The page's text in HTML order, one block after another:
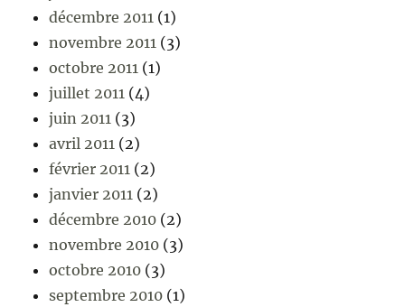
décembre 2011 (1)
novembre 2011 (3)
octobre 2011 (1)
juillet 2011 (4)
juin 2011 (3)
avril 2011 (2)
février 2011 (2)
janvier 2011 (2)
décembre 2010 (2)
novembre 2010 (3)
octobre 2010 (3)
septembre 2010 (1)